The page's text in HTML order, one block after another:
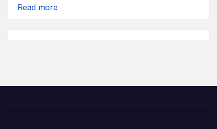
Read more